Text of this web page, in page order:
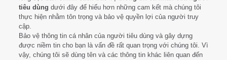
tiêu dùng dưới đây để hiểu hơn những cam kết mà chúng tôi
thực hiện nhằm tôn trọng và bảo vệ quyền lợi của người truy
cập.
Bảo vệ thông tin cá nhân của người tiêu dùng và gây dựng
được niềm tin cho bạn là vấn đề rất quan trọng với chúng tôi. Vì
vậy, chúng tôi sẽ dùng tên và các thông tin khác liên quan đến